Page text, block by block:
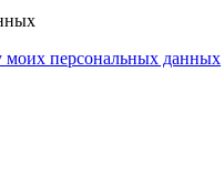
моих персональных данных